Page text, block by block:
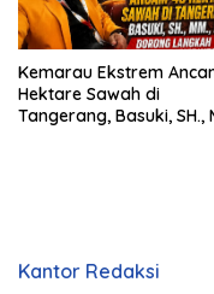
Kemarau Ekstrem
Hektare Sawah di
Tangerang, Basuki, SH.,
Kantor Redaksi